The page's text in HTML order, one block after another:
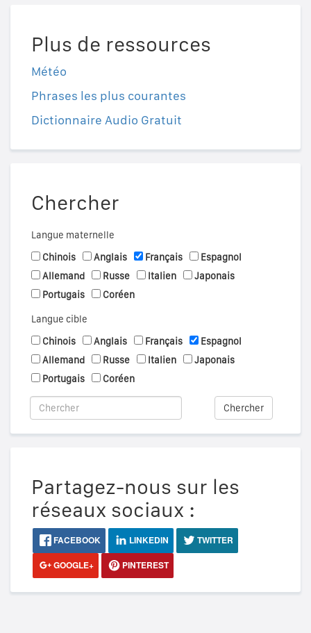
Plus de ressources
Météo
Phrases les plus courantes
Dictionnaire Audio Gratuit
Chercher
Langue maternelle
Chinois
Anglais Français
Espagnol
Allemand
Russe Italien
Japonais
Portugais
Coréen
Langue cible
Chinois
Anglais Français
Espagnol
Allemand
Russe Italien
Japonais
Portugais
Coréen
Chercher
Partagez-nous sur les
réseaux sociaux :
FACEBOOK LINKEDIN
TWITTER
GOOGLE+
PINTEREST